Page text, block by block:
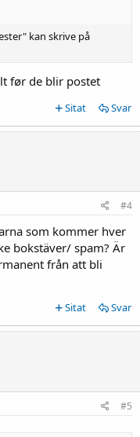
kan skrive på
før de blir postet
Sitat Svar
#4
som kommer hver
bokstäver/ spam? Är
från att bli
Sitat Svar
#5